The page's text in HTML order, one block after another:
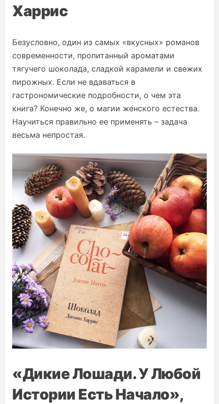
Харрис
Безусловно, один из самых «вкусных» романов
современности, пропитанный ароматами
тягучего шоколада, сладкой карамели и свежих
пирожных. Если не вдаваться в
гастрономические подробности, о чем эта
книга? Конечно же, о магии женского естества.
Научиться правильно ее применять – задача
весьма непростая.
«Дикие Лошади. У Любой
Истории Есть Начало»,